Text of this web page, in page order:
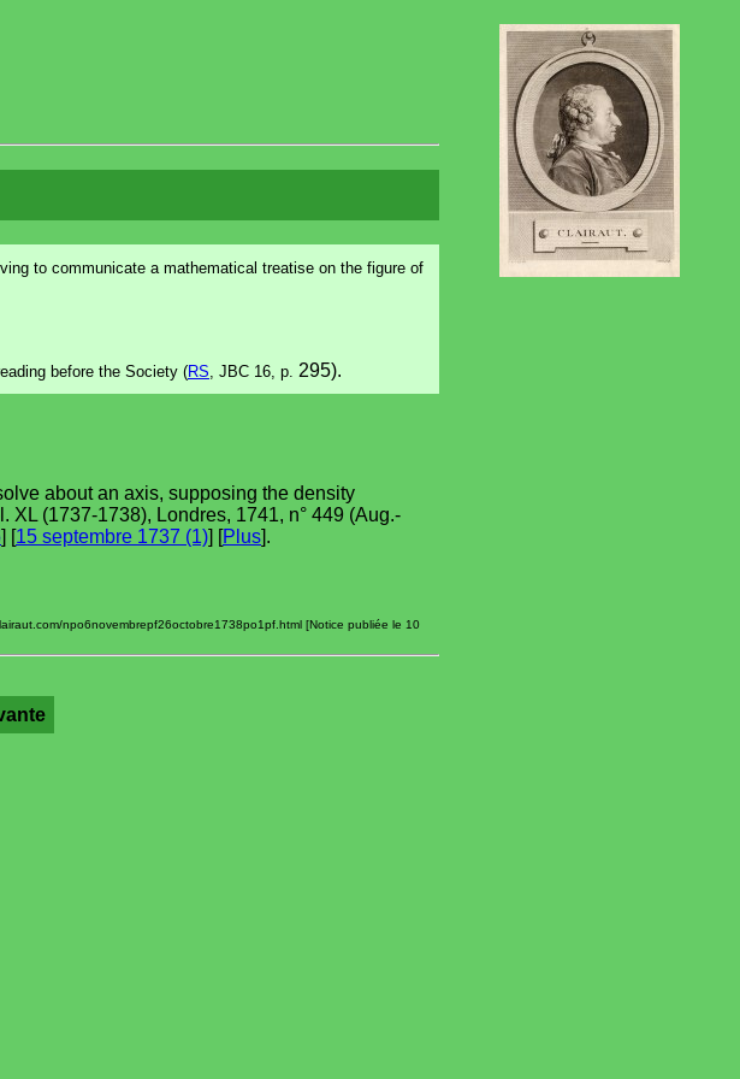
to communicate a mathematical treatise on the figure of
before the Society (RS , JBC 16, p. 295).
about an axis, supposing the density
XL (1737-1738), Londres, 1741, n° 449 (Aug.-
] [15 septembre 1737 (1)] [Plus].
npo6novembrepf26octobre1738po1pf.html [Notice publiée le 10